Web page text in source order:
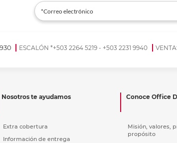
ESCALÓN *+503 2264 5219 - +503 2231 9940
Nosotros te ayudamos
Extra cobertura
Información de entrega
Conoce Office
Misión, valores,
propósito